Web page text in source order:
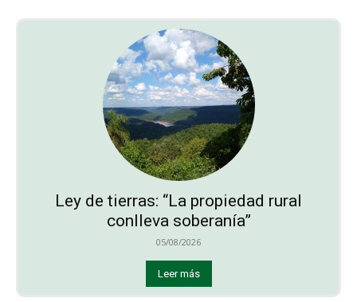
Ley de tierras: “La propiedad rural
conlleva soberanía”
05/08/2026
Leer más